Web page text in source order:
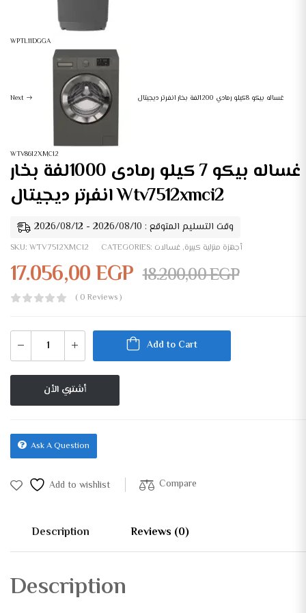
WPTL11DGGA
Next غساله بيكو 8كيلو رمادي 1200لفة بخار انفرتر ديجيتال
WTV8612XMCI2
غساله بيكو 7 كيلو رمادى 1000لفة بخار
انفرتر ديجيتال Wtv7512xmci2
وقت التسليم المتوقع : 2026/08/10 - 2026/08/12
SKU: WTV7512XMCI2 CATEGORIES: أجهزة منزلية كبيرة, غسالات
17.056,00EGP 18.200,00EGP
( 0 Reviews )
Add to Cart
أشتري الأن
Ask A Question
Add to wishlist Compare
Description Reviews (0)
Description